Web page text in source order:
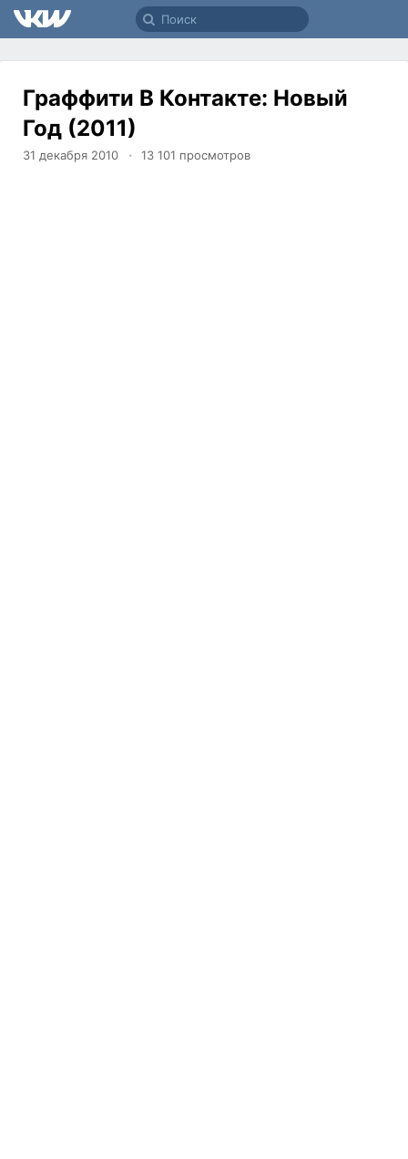
Граффити В Контакте: Новый
Год (2011)
31 декабря 2010 13 101 просмотров